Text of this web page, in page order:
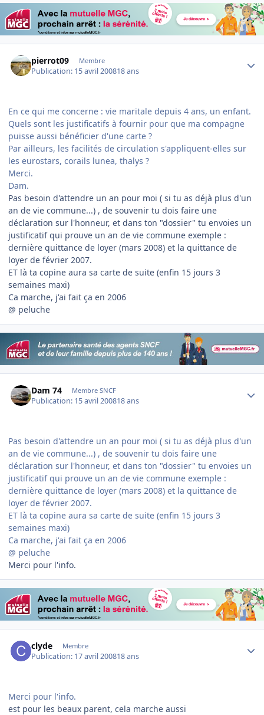
pierrot09 Membre
Publication: 15 avril 200818 ans
En ce qui me concerne : vie maritale depuis 4 ans, un enfant.
Quels sont les justificatifs à fournir pour que ma compagne
puisse aussi bénéficier d'une carte ?
Par ailleurs, les facilités de circulation s'appliquent-elles sur
les eurostars, corails lunea, thalys ?
Merci.
Dam.
Pas besoin d'attendre un an pour moi ( si tu as déjà plus d'un
an de vie commune...) , de souvenir tu dois faire une
déclaration sur l'honneur, et dans ton "dossier" tu envoies un
justificatif qui prouve un an de vie commune exemple :
dernière quittance de loyer (mars 2008) et la quittance de
loyer de février 2007.
ET là ta copine aura sa carte de suite (enfin 15 jours 3
semaines maxi)
Ca marche, j'ai fait ça en 2006
@ peluche
Dam 74 Membre SNCF
Publication: 15 avril 200818 ans
Pas besoin d'attendre un an pour moi ( si tu as déjà plus d'un
an de vie commune...) , de souvenir tu dois faire une
déclaration sur l'honneur, et dans ton "dossier" tu envoies un
justificatif qui prouve un an de vie commune exemple :
dernière quittance de loyer (mars 2008) et la quittance de
loyer de février 2007.
ET là ta copine aura sa carte de suite (enfin 15 jours 3
semaines maxi)
Ca marche, j'ai fait ça en 2006
@ peluche
Merci pour l'info.
clyde Membre
Publication: 17 avril 200818 ans
Merci pour l'info.
est pour les beaux parent, cela marche aussi